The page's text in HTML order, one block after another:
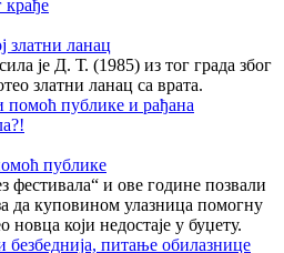
златни ланац
је Д. Т. (1985) из тог града због
златни ланац са врата.
публике
и ове године позвали
да куповином улазница помогну
који недостаје у буџету.